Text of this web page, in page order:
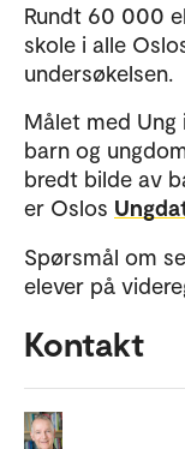
Rundt 60 000
skole i alle
undersøkelsen.
Målet med
barn og
bredt bilde av
er Oslos
Spørsmål om
elever på
Kontakt